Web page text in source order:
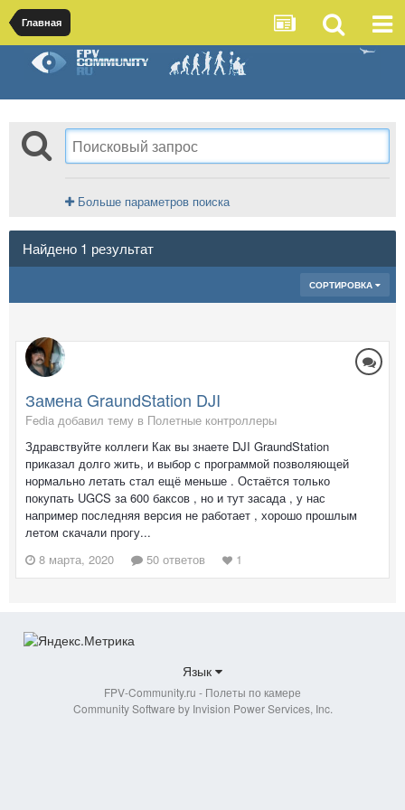
Главная
Больше параметров поиска
Найдено 1 результат
СОРТИРОВКА
Замена GraundStation DJI
Fedia добавил тему в Полетные контроллеры
Здравствуйте коллеги Как вы знаете DJI GraundStation
приказал долго жить, и выбор с программой позволяющей
нормально летать стал ещё меньше . Остаётся только
покупать UGCS за 600 баксов , но и тут засада , у нас
например последняя версия не работает , хорошо прошлым
летом скачали прогу...
8 марта, 2020
50 ответов 1
Язык
FPV-Community.ru - Полеты по камере
Community Software by Invision Power Services, Inc.